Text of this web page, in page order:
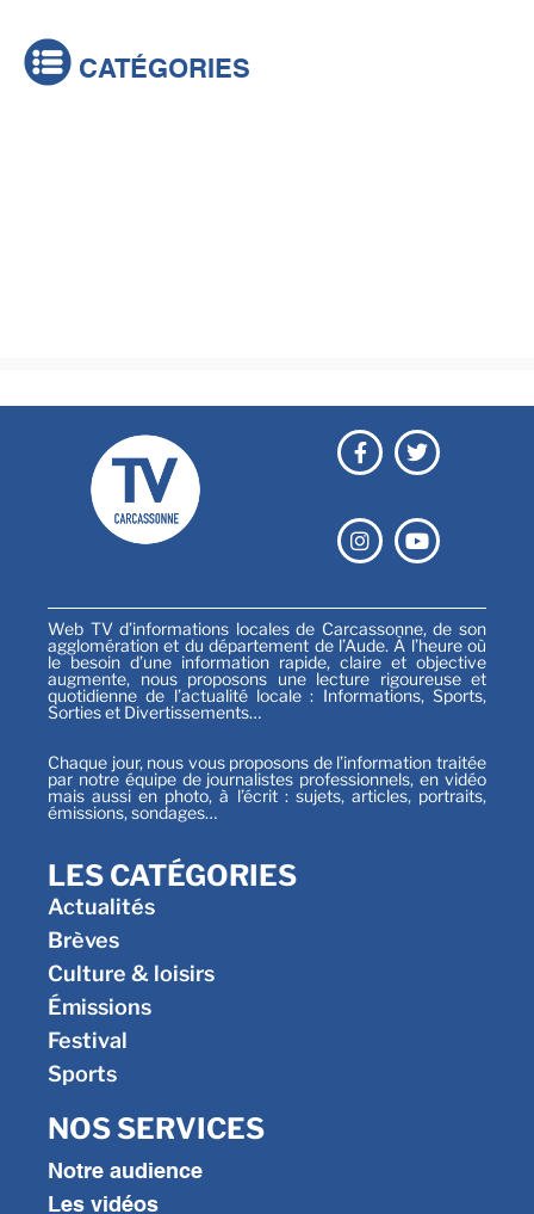
CATÉGORIES
Web TV d’informations locales de Carcassonne, de son
agglomération et du département de l’Aude. À l’heure où
le besoin d’une information rapide, claire et objective
augmente, nous proposons une lecture rigoureuse et
quotidienne de l’actualité locale : Informations, Sports,
Sorties et Divertissements…
Chaque jour, nous vous proposons de l’information traitée
par notre équipe de journalistes professionnels, en vidéo
mais aussi en photo, à l’écrit : sujets, articles, portraits,
émissions, sondages…
LES CATÉGORIES
Actualités
Brèves
Culture & loisirs
Émissions
Festival
Sports
NOS SERVICES
Notre audience
Les vidéos